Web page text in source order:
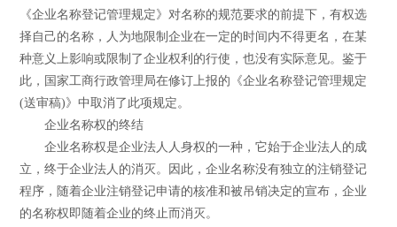
《企业名称登记管理规定》对名称的规范要求的前提下，有权选
择自己的名称，人为地限制企业在一定的时间内不得更名，在某
种意义上影响或限制了企业权利的行使，也没有实际意见。鉴于
此，国家工商行政管理局在修订上报的《企业名称登记管理规定
(送审稿)》中取消了此项规定。
企业名称权的终结
企业名称权是企业法人人身权的一种，它始于企业法人的成
立，终于企业法人的消灭。因此，企业名称没有独立的注销登记
程序，随着企业注销登记申请的核准和被吊销决定的宣布，企业
的名称权即随着企业的终止而消灭。